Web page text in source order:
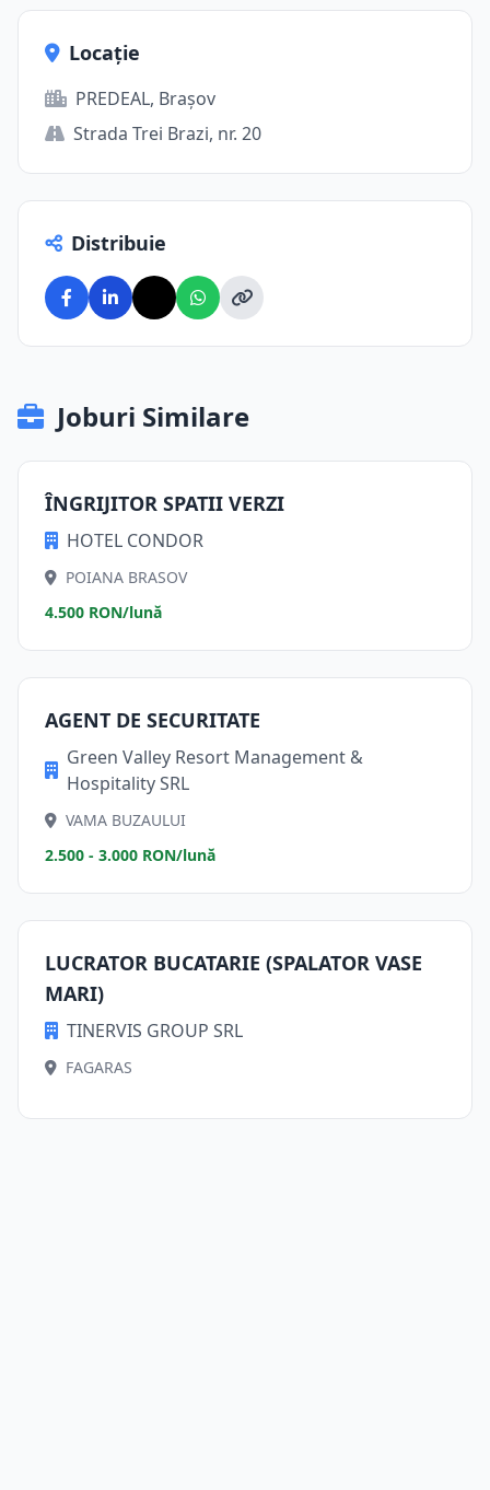
Locație
PREDEAL, Brașov
Strada Trei Brazi, nr. 20
Distribuie
Joburi Similare
ÎNGRIJITOR SPATII VERZI
HOTEL CONDOR
POIANA BRASOV
4.500 RON/lună
AGENT DE SECURITATE
Green Valley Resort Management &
Hospitality SRL
VAMA BUZAULUI
2.500 - 3.000 RON/lună
LUCRATOR BUCATARIE (SPALATOR VASE
MARI)
TINERVIS GROUP SRL
FAGARAS